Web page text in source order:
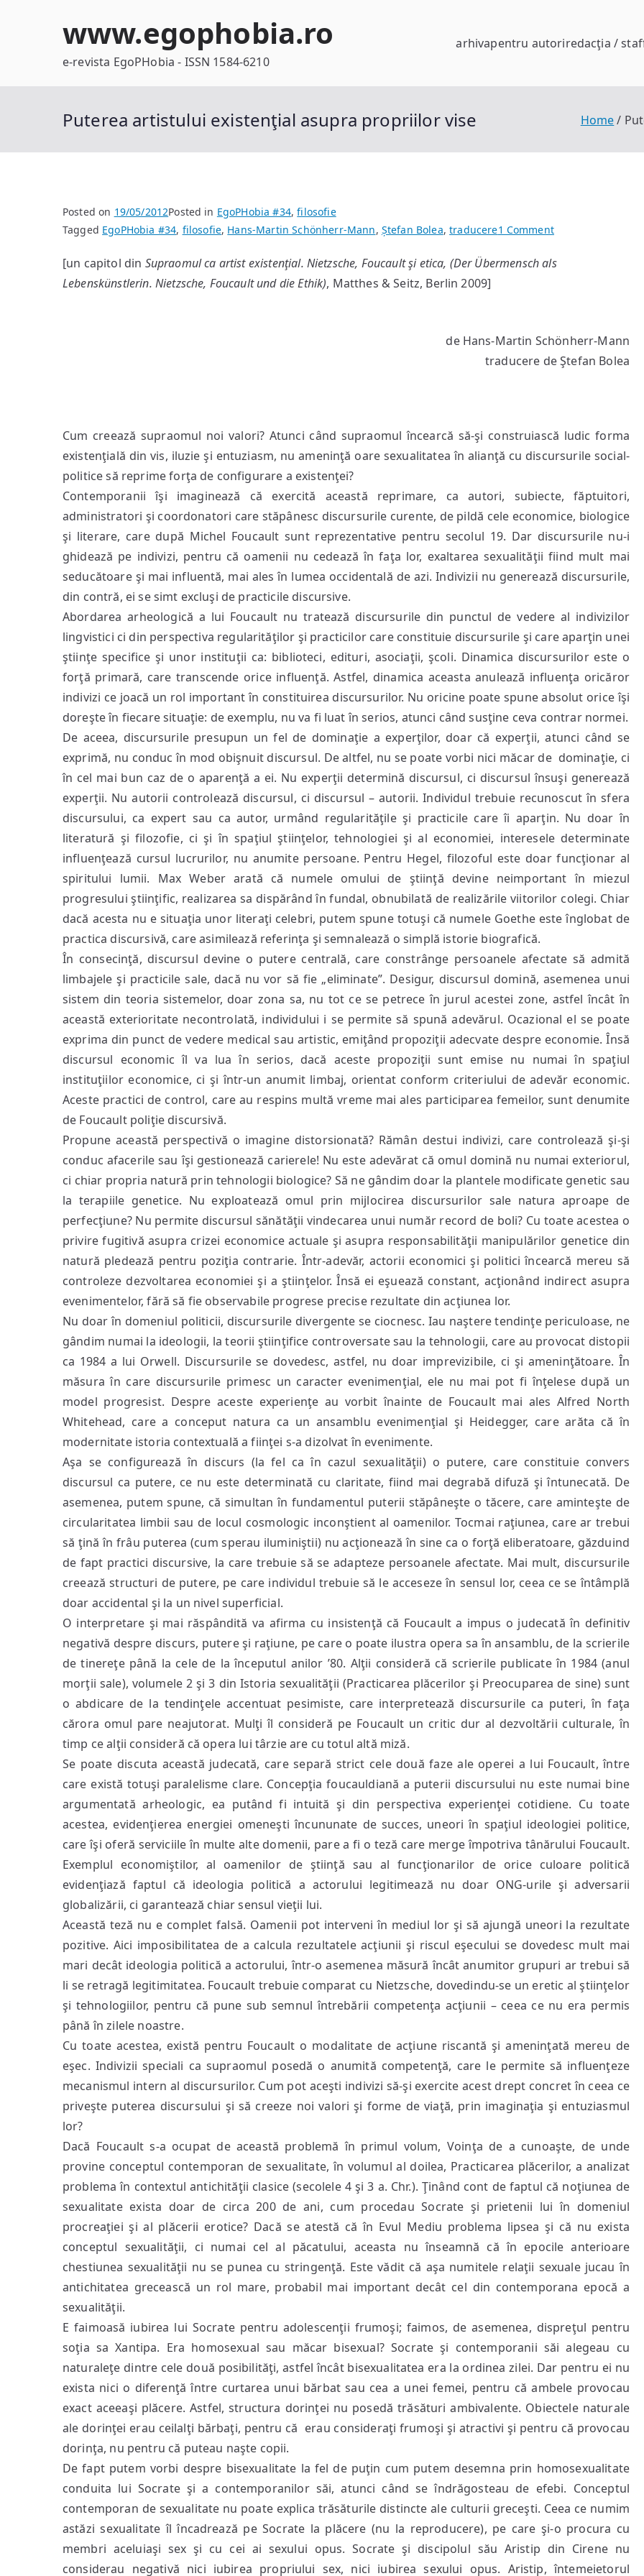
www.egophobia.ro
e-revista EgoPHobia - ISSN 1584-6210
arhivapentru autoriredacţia /
Puterea artistului existenţial asupra propriilor vise Home
Posted on 19/05/2012Posted in EgoPHobia #34,filosofie
Tagged EgoPHobia #34, filosofie, Hans-Martin Schönherr-Mann, Ștefan Bolea,traducere1 Commenton
artistului
vise
[un capitol din Supraomul ca artist existenţial. Nietzsche, Foucault şi etica, (Der Übermensch als
Lebenskünstlerin. Nietzsche, Foucault und die Ethik), Matthes & Seitz, Berlin 2009]
de Hans-Martin Schönherr-Mann
traducere de Ştefan Bolea
Cum creează supraomul noi valori? Atunci când supraomul încearcă să-şi construiască ludic forma
existenţială din vis, iluzie şi entuziasm, nu ameninţă oare sexualitatea în alianţă cu discursurile social-
politice să reprime forţa de configurare a existenţei?
Contemporanii îşi imaginează că exercită această reprimare, ca autori, subiecte, făptuitori,
administratori şi coordonatori care stăpânesc discursurile curente, de pildă cele economice, biologice
şi literare, care după Michel Foucault sunt reprezentative pentru secolul 19. Dar discursurile nu-i
ghidează pe indivizi, pentru că oamenii nu cedează în faţa lor, exaltarea sexualităţii fiind mult mai
seducătoare şi mai influentă, mai ales în lumea occidentală de azi. Indivizii nu generează discursurile,
din contră, ei se simt excluşi de practicile discursive.
Abordarea arheologică a lui Foucault nu tratează discursurile din punctul de vedere al indivizilor
lingvistici ci din perspectiva regularităţilor şi practicilor care constituie discursurile şi care aparţin unei
ştiinţe specifice şi unor instituţii ca: biblioteci, edituri, asociaţii, şcoli. Dinamica discursurilor este o
forţă primară, care transcende orice influenţă. Astfel, dinamica aceasta anulează influenţa oricăror
indivizi ce joacă un rol important în constituirea discursurilor. Nu oricine poate spune absolut orice îşi
doreşte în fiecare situaţie: de exemplu, nu va fi luat în serios, atunci când susţine ceva contrar normei.
De aceea, discursurile presupun un fel de dominaţie a experţilor, doar că experţii, atunci când se
exprimă, nu conduc în mod obişnuit discursul. De altfel, nu se poate vorbi nici măcar de dominaţie, ci
în cel mai bun caz de o aparenţă a ei. Nu experţii determină discursul, ci discursul însuşi generează
experţii. Nu autorii controlează discursul, ci discursul – autorii. Individul trebuie recunoscut în sfera
discursului, ca expert sau ca autor, urmând regularităţile şi practicile care îi aparţin. Nu doar în
literatură şi filozofie, ci şi în spaţiul ştiinţelor, tehnologiei şi al economiei, interesele determinate
influenţează cursul lucrurilor, nu anumite persoane. Pentru Hegel, filozoful este doar funcţionar al
spiritului lumii. Max Weber arată că numele omului de ştiinţă devine neimportant în miezul
progresului ştiinţific, realizarea sa dispărând în fundal, obnubilată de realizările viitorilor colegi. Chiar
dacă acesta nu e situaţia unor literaţi celebri, putem spune totuşi că numele Goethe este înglobat de
practica discursivă, care asimilează referinţa şi semnalează o simplă istorie biografică.
În consecinţă, discursul devine o putere centrală, care constrânge persoanele afectate să admită
limbajele şi practicile sale, dacă nu vor să fie „eliminate”. Desigur, discursul domină, asemenea unui
sistem din teoria sistemelor, doar zona sa, nu tot ce se petrece în jurul acestei zone, astfel încât în
această exterioritate necontrolată, individului i se permite să spună adevărul. Ocazional el se poate
exprima din punct de vedere medical sau artistic, emiţând propoziţii adecvate despre economie. Însă
discursul economic îl va lua în serios, dacă aceste propoziţii sunt emise nu numai în spaţiul
instituţiilor economice, ci şi într-un anumit limbaj, orientat conform criteriului de adevăr economic.
Aceste practici de control, care au respins multă vreme mai ales participarea femeilor, sunt denumite
de Foucault poliţie discursivă.
Propune această perspectivă o imagine distorsionată? Rămân destui indivizi, care controlează şi-şi
conduc afacerile sau îşi gestionează carierele! Nu este adevărat că omul domină nu numai exteriorul,
ci chiar propria natură prin tehnologii biologice? Să ne gândim doar la plantele modificate genetic sau
la terapiile genetice. Nu exploatează omul prin mijlocirea discursurilor sale natura aproape de
perfecţiune? Nu permite discursul sănătăţii vindecarea unui număr record de boli? Cu toate acestea o
privire fugitivă asupra crizei economice actuale şi asupra responsabilităţii manipulărilor genetice din
natură pledează pentru poziţia contrarie. Într-adevăr, actorii economici şi politici încearcă mereu să
controleze dezvoltarea economiei şi a ştiinţelor. Însă ei eşuează constant, acţionând indirect asupra
evenimentelor, fără să fie observabile progrese precise rezultate din acţiunea lor.
Nu doar în domeniul politicii, discursurile divergente se ciocnesc. Iau naştere tendinţe periculoase, ne
gândim numai la ideologii, la teorii ştiinţifice controversate sau la tehnologii, care au provocat distopii
ca 1984 a lui Orwell. Discursurile se dovedesc, astfel, nu doar imprevizibile, ci şi ameninţătoare. În
măsura în care discursurile primesc un caracter evenimenţial, ele nu mai pot fi înţelese după un
model progresist. Despre aceste experienţe au vorbit înainte de Foucault mai ales Alfred North
Whitehead, care a conceput natura ca un ansamblu evenimenţial şi Heidegger, care arăta că în
modernitate istoria contextuală a fiinţei s-a dizolvat în evenimente.
Aşa se configurează în discurs (la fel ca în cazul sexualităţii) o putere, care constituie convers
discursul ca putere, ce nu este determinată cu claritate, fiind mai degrabă difuză şi întunecată. De
asemenea, putem spune, că simultan în fundamentul puterii stăpâneşte o tăcere, care aminteşte de
circularitatea limbii sau de locul cosmologic inconştient al oamenilor. Tocmai raţiunea, care ar trebui
să ţină în frâu puterea (cum sperau iluminiştii) nu acţionează în sine ca o forţă eliberatoare, găzduind
de fapt practici discursive, la care trebuie să se adapteze persoanele afectate. Mai mult, discursurile
creează structuri de putere, pe care individul trebuie să le acceseze în sensul lor, ceea ce se întâmplă
doar accidental şi la un nivel superficial.
O interpretare şi mai răspândită va afirma cu insistenţă că Foucault a impus o judecată în definitiv
negativă despre discurs, putere şi raţiune, pe care o poate ilustra opera sa în ansamblu, de la scrierile
de tinereţe până la cele de la începutul anilor ’80. Alţii consideră că scrierile publicate în 1984 (anul
morţii sale), volumele 2 şi 3 din Istoria sexualităţii (Practicarea plăcerilor şi Preocuparea de sine) sunt
o abdicare de la tendinţele accentuat pesimiste, care interpretează discursurile ca puteri, în faţa
cărora omul pare neajutorat. Mulţi îl consideră pe Foucault un critic dur al dezvoltării culturale, în
timp ce alţii consideră că opera lui târzie are cu totul altă miză.
Se poate discuta această judecată, care separă strict cele două faze ale operei a lui Foucault, între
care există totuşi paralelisme clare. Concepţia foucauldiană a puterii discursului nu este numai bine
argumentată arheologic, ea putând fi intuită şi din perspectiva experienţei cotidiene. Cu toate
acestea, evidenţierea energiei omeneşti încununate de succes, uneori în spaţiul ideologiei politice,
care îşi oferă serviciile în multe alte domenii, pare a fi o teză care merge împotriva tânărului Foucault.
Exemplul economiştilor, al oamenilor de ştiinţă sau al funcţionarilor de orice culoare politică
evidenţiază faptul că ideologia politică a actorului legitimează nu doar ONG-urile şi adversarii
globalizării, ci garantează chiar sensul vieţii lui.
Această teză nu e complet falsă. Oamenii pot interveni în mediul lor şi să ajungă uneori la rezultate
pozitive. Aici imposibilitatea de a calcula rezultatele acţiunii şi riscul eşecului se dovedesc mult mai
mari decât ideologia politică a actorului, într-o asemenea măsură încât anumitor grupuri ar trebui să
li se retragă legitimitatea. Foucault trebuie comparat cu Nietzsche, dovedindu-se un eretic al ştiinţelor
şi tehnologiilor, pentru că pune sub semnul întrebării competenţa acţiunii – ceea ce nu era permis
până în zilele noastre.
Cu toate acestea, există pentru Foucault o modalitate de acţiune riscantă şi ameninţată mereu de
eşec. Indivizii speciali ca supraomul posedă o anumită competenţă, care le permite să influenţeze
mecanismul intern al discursurilor. Cum pot aceşti indivizi să-şi exercite acest drept concret în ceea ce
priveşte puterea discursului şi să creeze noi valori şi forme de viaţă, prin imaginaţia şi entuziasmul
lor?
Dacă Foucault s-a ocupat de această problemă în primul volum, Voinţa de a cunoaşte, de unde
provine conceptul contemporan de sexualitate, în volumul al doilea, Practicarea plăcerilor, a analizat
problema în contextul antichităţii clasice (secolele 4 şi 3 a. Chr.). Ţinând cont de faptul că noţiunea de
sexualitate exista doar de circa 200 de ani, cum procedau Socrate şi prietenii lui în domeniul
procreaţiei şi al plăcerii erotice? Dacă se atestă că în Evul Mediu problema lipsea şi că nu exista
conceptul sexualităţii, ci numai cel al păcatului, aceasta nu înseamnă că în epocile anterioare
chestiunea sexualităţii nu se punea cu stringenţă. Este vădit că aşa numitele relaţii sexuale jucau în
antichitatea grecească un rol mare, probabil mai important decât cel din contemporana epocă a
sexualităţii.
E faimoasă iubirea lui Socrate pentru adolescenţii frumoşi; faimos, de asemenea, dispreţul pentru
soţia sa Xantipa. Era homosexual sau măcar bisexual? Socrate şi contemporanii săi alegeau cu
naturaleţe dintre cele două posibilităţi, astfel încât bisexualitatea era la ordinea zilei. Dar pentru ei nu
exista nici o diferenţă între curtarea unui bărbat sau cea a unei femei, pentru că ambele provocau
exact aceeaşi plăcere. Astfel, structura dorinţei nu posedă trăsături ambivalente. Obiectele naturale
ale dorinţei erau ceilalţi bărbaţi, pentru că erau consideraţi frumoşi şi atractivi şi pentru că provocau
dorinţa, nu pentru că puteau naşte copii.
De fapt putem vorbi despre bisexualitate la fel de puţin cum putem desemna prin homosexualitate
conduita lui Socrate şi a contemporanilor săi, atunci când se îndrăgosteau de efebi. Conceptul
contemporan de sexualitate nu poate explica trăsăturile distincte ale culturii greceşti. Ceea ce numim
astăzi sexualitate îl încadrează pe Socrate la plăcere (nu la reproducere), pe care şi-o procura cu
membri aceluiaşi sex şi cu cei ai sexului opus. Socrate şi discipolul său Aristip din Cirene nu
considerau negativă nici iubirea propriului sex, nici iubirea sexului opus. Aristip, întemeietorul